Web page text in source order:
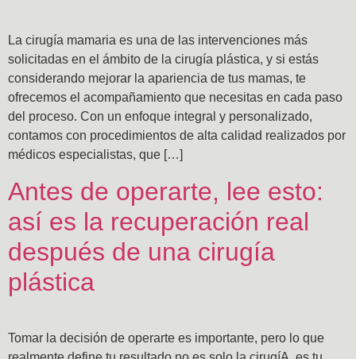
La cirugía mamaria es una de las intervenciones más
solicitadas en el ámbito de la cirugía plástica, y si estás
considerando mejorar la apariencia de tus mamas, te
ofrecemos el acompañamiento que necesitas en cada paso
del proceso. Con un enfoque integral y personalizado,
contamos con procedimientos de alta calidad realizados por
médicos especialistas, que […]
Antes de operarte, lee esto:
así es la recuperación real
después de una cirugía
plástica
Tomar la decisión de operarte es importante, pero lo que